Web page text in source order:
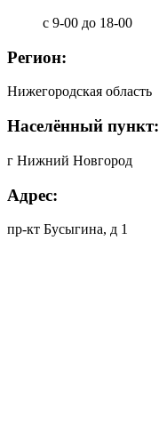
с 9-00 до 18-00
Регион:
Нижегородская область
Населённый пункт:
г Нижний Новгород
Адрес:
пр-кт Бусыгина, д 1